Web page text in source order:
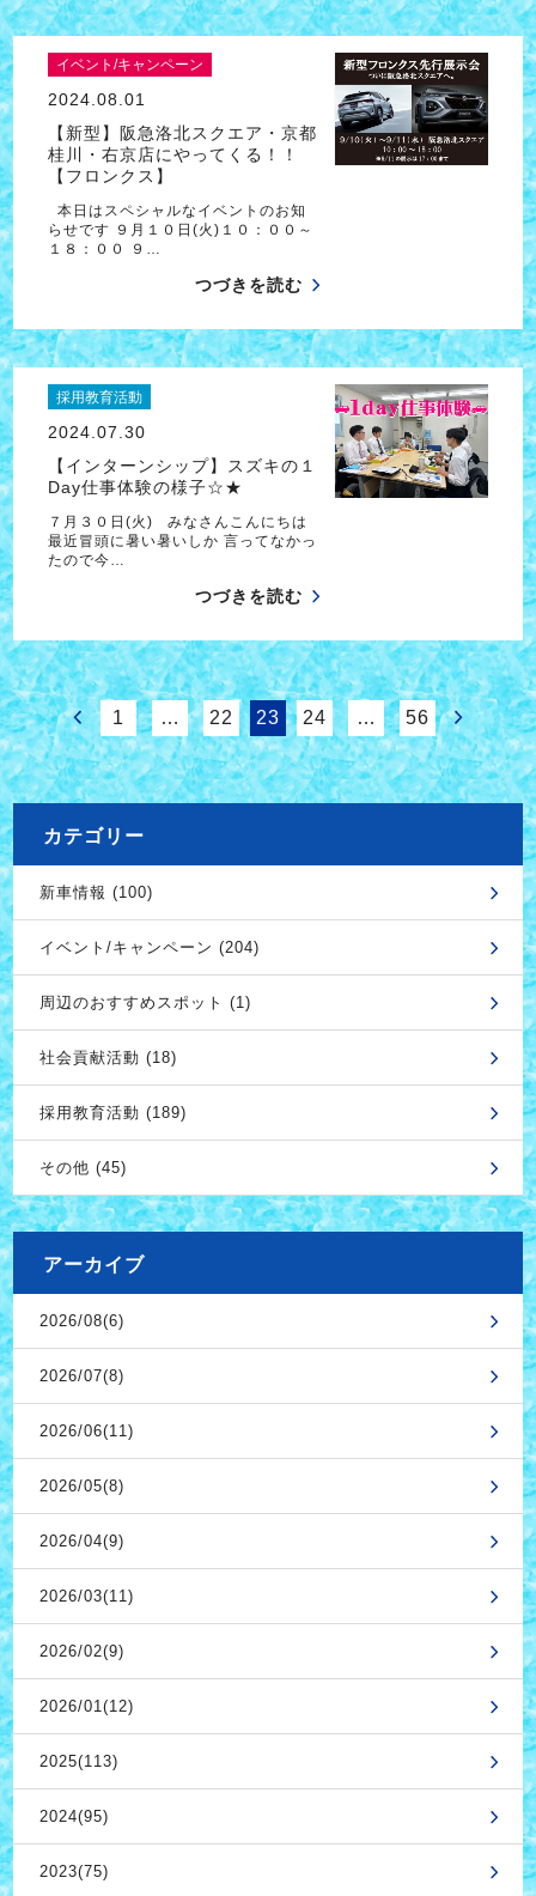
イベント/キャンペーン
2024.08.01
【新型】阪急洛北スクエア・京都
桂川・右京店にやってくる！！
【フロンクス】
本日はスペシャルなイベントのお知
らせです ９月１０日(火)１０：００～
１８：００ ９…
つづきを読む
採用教育活動
2024.07.30
【インターンシップ】スズキの１
Day仕事体験の様子☆★
７月３０日(火) みなさんこんにちは
最近冒頭に暑い暑いしか 言ってなかっ
たので今…
つづきを読む
1 … 22 23 24 … 56
カテゴリー
新車情報 (100)
イベント/キャンペーン (204)
周辺のおすすめスポット (1)
社会貢献活動 (18)
採用教育活動 (189)
その他 (45)
アーカイブ
2026/08(6)
2026/07(8)
2026/06(11)
2026/05(8)
2026/04(9)
2026/03(11)
2026/02(9)
2026/01(12)
2025(113)
2024(95)
2023(75)